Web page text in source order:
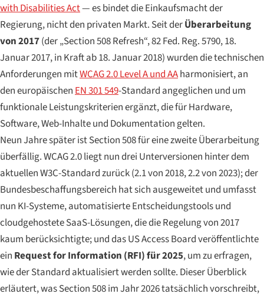
with Disabilities Act— es bindet die Einkaufsmacht der
Regierung, nicht den privaten Markt. Seit derÜberarbeitung
von 2017(der „Section 508 Refresh“, 82 Fed. Reg. 5790, 18.
Januar 2017, in Kraft ab 18. Januar 2018) wurden die technischen
Anforderungen mitWCAG 2.0 Level A und AAharmonisiert, an
den europäischen EN 301 549-Standard angeglichen und um
funktionale Leistungskriterien ergänzt, die für Hardware,
Software, Web-Inhalte und Dokumentation gelten.
Neun Jahre später ist Section 508 für eine zweite Überarbeitung
überfällig. WCAG 2.0 liegt nun drei Unterversionen hinter dem
aktuellen W3C-Standard zurück (2.1 von 2018, 2.2 von 2023); der
Bundesbeschaffungsbereich hat sich ausgeweitet und umfasst
nun KI-Systeme, automatisierte Entscheidungstools und
cloudgehostete SaaS-Lösungen, die die Regelung von 2017
kaum berücksichtigte; und das US Access Board veröffentlichte
ein Request for Information (RFI) für 2025, um zu erfragen,
wie der Standard aktualisiert werden sollte. Dieser Überblick
erläutert, was Section 508 im Jahr 2026 tatsächlich vorschreibt,